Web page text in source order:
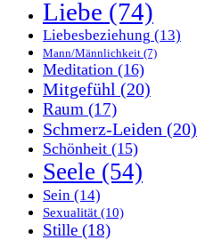
Liebe (74)
Liebesbeziehung (13)
Mann/Männlichkeit (7)
Meditation (16)
Mitgefühl (20)
Raum (17)
Schmerz-Leiden (20)
Schönheit (15)
Seele (54)
Sein (14)
Sexualität (10)
Stille (18)